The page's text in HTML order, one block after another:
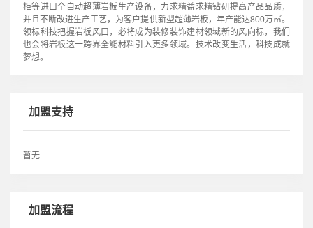
柜等进口全自动超薄岩板生产设备，力求精益求精钻研提高产品品质，
并且不断改进生产工艺，为客户提供新型超薄岩板，年产能达800万㎡。
领标科技把握岩板风口，必将成为装修装饰建材领域新的风向标，我们
也会将岩板这一跨界全能材料引入更多领域。技术改变生活，科技成就
梦想。
加盟支持
暂无
加盟流程